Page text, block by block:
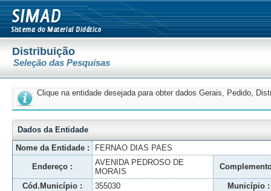
Distribuição
Seleção das Pesquisas
Clique na entidade desejada para obter dados Gerais, Pedido,
Dados da Entidade
Nome da Entidade :
FERNAO DIAS PAES
Endereço :
AVENIDA PEDROSO DE
MORAIS
Cód.Município : 355030 Município :